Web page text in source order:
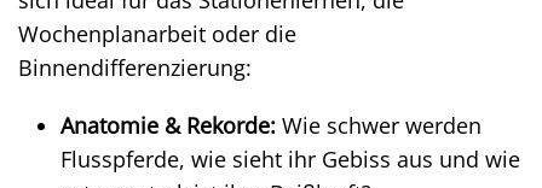
Wochenplanarbeit oder die
Binnendifferenzierung:
Anatomie & Rekorde: Wie schwer werden
Flusspferde, wie sieht ihr Gebiss aus und wie